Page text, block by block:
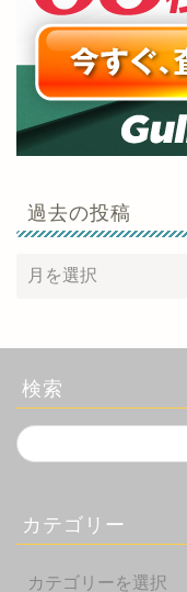
過去の投稿
検索
カテゴリー